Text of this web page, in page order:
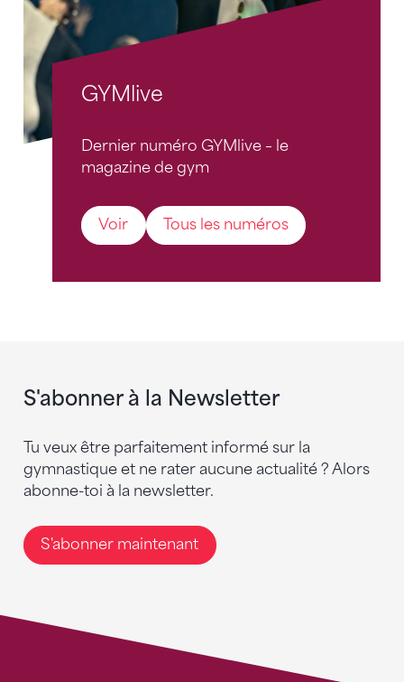
GYMlive
Dernier numéro GYMlive – le
magazine de gym
Voir Tous les numéros
S'abonner à la Newsletter
Tu veux être parfaitement informé sur la
gymnastique et ne rater aucune actualité ? Alors
abonne-toi à la newsletter.
S'abonner maintenant